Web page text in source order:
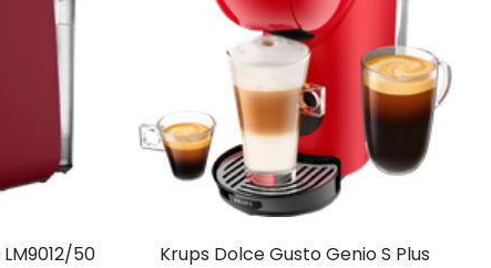
50
Krups Dolce Gusto Genio S Plus